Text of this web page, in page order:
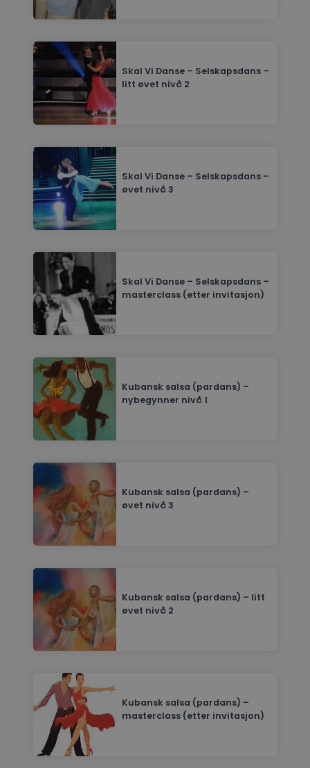
Skal Vi Danse – Selskapsdans –
litt øvet nivå 2
Skal Vi Danse – Selskapsdans –
øvet nivå 3
Skal Vi Danse – Selskapsdans –
masterclass (etter invitasjon)
Kubansk salsa (pardans) –
nybegynner nivå 1
Kubansk salsa (pardans) –
øvet nivå 3
Kubansk salsa (pardans) – litt
øvet nivå 2
Kubansk salsa (pardans) –
masterclass (etter invitasjon)